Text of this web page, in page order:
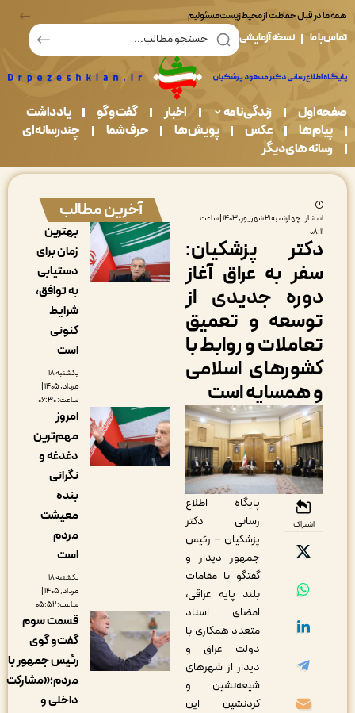
قبال حفاظت از محیط زیست مسئولیم
نسخه آزمایشی
زندگی نامه اخبار گفت و گو
یادداشت
ها
عکس پویش ها حرف شما
چندرسانه ای
های دیگر
انتشار : چهارشنبه ۲۱ شهریور, ۱۴۰۳ | ساعت:
پزشکیان:
به عراق آغاز
جدیدی از
و تعمیق
و روابط با
اسلامی
همسایه است
پایگاه اطلاع
رسانی دکتر
پزشکیان – رئیس
جمهور دیدار و
گفتگو با مقامات
بلند پایه عراقی،
امضای اسناد
متعدد همکاری با
دولت عراق و
دیدار از شهرهای
شیعه‌نشین و
کردنشین این
آخرین مطالب
بهترین
زمان برای
دستیابی
به توافق،
مرداد, ۱۴۰۵ |
امروز
مهم‌ترین
دغدغه و
معیشت
مرداد, ۱۴۰۵ |
قسمت سوم
گفت‌و گوی
رئیس جمهور با
مردم؛«مشارکت
داخلی و